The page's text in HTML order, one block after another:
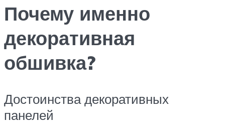
Почему именно
декоративная
обшивка?
Достоинства декоративных
панелей